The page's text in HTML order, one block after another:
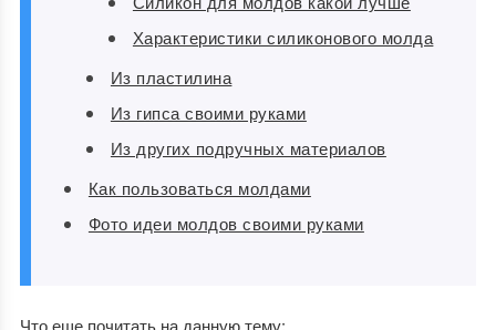
Характеристики силиконового молда
Из пластилина
Из гипса своими руками
Из других подручных материалов
Как пользоваться молдами
Фото идеи молдов своими руками
Что еще почитать на данную тему: